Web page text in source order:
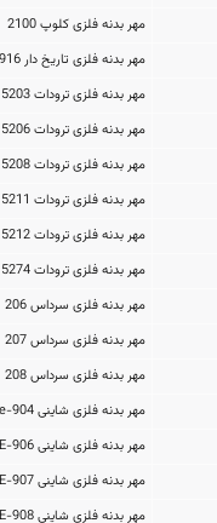
مهر بدنه فلزی کلوپ 2100
مهر بدنه فلزی تاریخ دار E916
مهر بدنه فلزی ترودات 5203
مهر بدنه فلزی ترودات 5206
مهر بدنه فلزی ترودات 5208
مهر بدنه فلزی ترودات 5211
مهر بدنه فلزی ترودات 5212
مهر بدنه فلزی ترودات 5274
مهر بدنه فلزی سرداس 206
مهر بدنه فلزی سرداس 207
مهر بدنه فلزی سرداس 208
مهر بدنه فلزی شاینی e-904
مهر بدنه فلزی شاینی E-906
مهر بدنه فلزی شاینی E-907
مهر بدنه فلزی شاینی E-908